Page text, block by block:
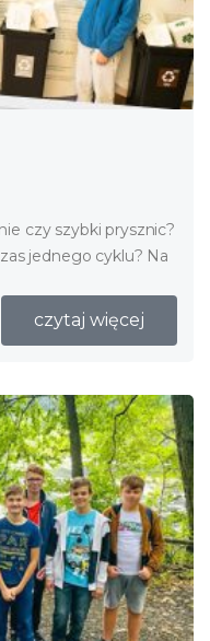
czy szybki prysznic?
jednego cyklu? Na
czytaj więcej